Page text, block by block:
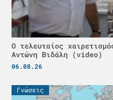
Ο τελευταίος
Αντώνη Βιδάλη (video)
06.08.26
Γνώσεις